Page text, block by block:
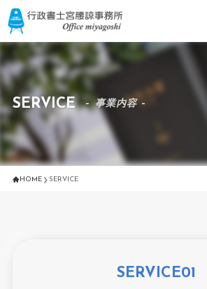
SERVICE – 事業内容 –
HOME SERVICE
SERVICE01